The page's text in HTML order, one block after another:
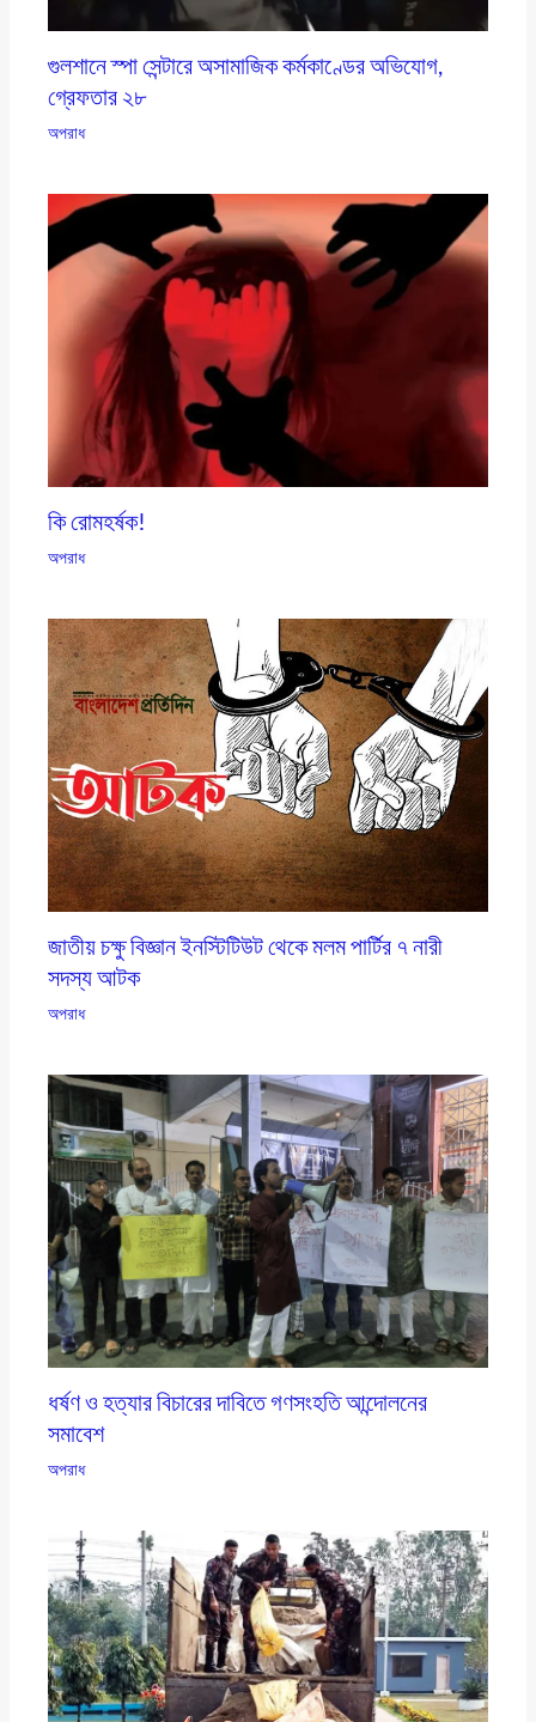
গুলশানে স্পা সেন্টারে অসামাজিক কর্মকাণ্ডের অভিযোগ,
গ্রেফতার ২৮
অপরাধ
কি রোমহর্ষক!
অপরাধ
জাতীয় চক্ষু বিজ্ঞান ইনস্টিটিউট থেকে মলম পার্টির ৭ নারী
সদস্য আটক
অপরাধ
ধর্ষণ ও হত্যার বিচারের দাবিতে গণসংহতি আন্দোলনের
সমাবেশ
অপরাধ